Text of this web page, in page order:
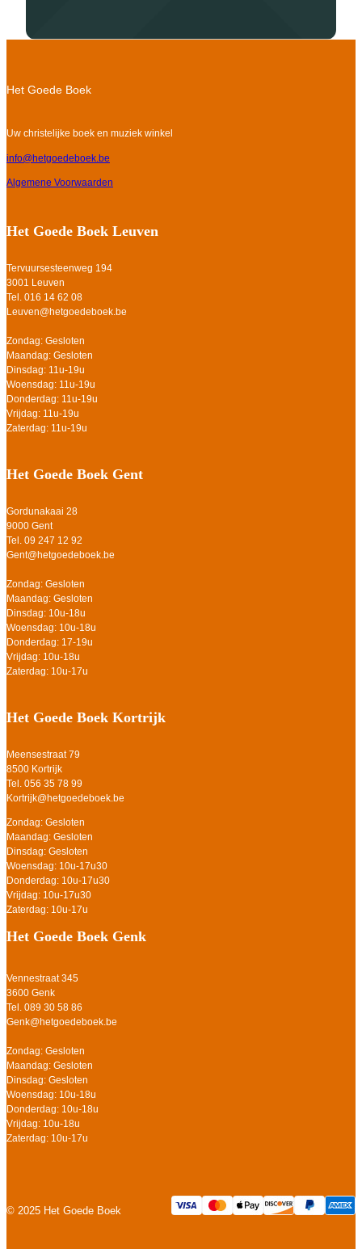
Het Goede Boek
Uw christelijke boek en muziek winkel
info@hetgoedeboek.be
Algemene Voorwaarden
Het Goede Boek Leuven
Tervuursesteenweg 194
3001 Leuven
Tel. 016 14 62 08
Leuven@hetgoedeboek.be
Zondag: Gesloten
Maandag: Gesloten
Dinsdag: 11u-19u
Woensdag: 11u-19u
Donderdag: 11u-19u
Vrijdag: 11u-19u
Zaterdag: 11u-19u
Het Goede Boek Gent
Gordunakaai 28
9000 Gent
Tel. 09 247 12 92
Gent@hetgoedeboek.be
Zondag: Gesloten
Maandag: Gesloten
Dinsdag: 10u-18u
Woensdag: 10u-18u
Donderdag: 17-19u
Vrijdag: 10u-18u
Zaterdag: 10u-17u
Het Goede Boek Kortrijk
Meensestraat 79
8500 Kortrijk
Tel. 056 35 78 99
Kortrijk@hetgoedeboek.be
Zondag: Gesloten
Maandag: Gesloten
Dinsdag: Gesloten
Woensdag: 10u-17u30
Donderdag: 10u-17u30
Vrijdag: 10u-17u30
Zaterdag: 10u-17u
Het Goede Boek Genk
Vennestraat 345
3600 Genk
Tel. 089 30 58 86
Genk@hetgoedeboek.be
Zondag: Gesloten
Maandag: Gesloten
Dinsdag: Gesloten
Woensdag: 10u-18u
Donderdag: 10u-18u
Vrijdag: 10u-18u
Zaterdag: 10u-17u
© 2025 Het Goede Boek